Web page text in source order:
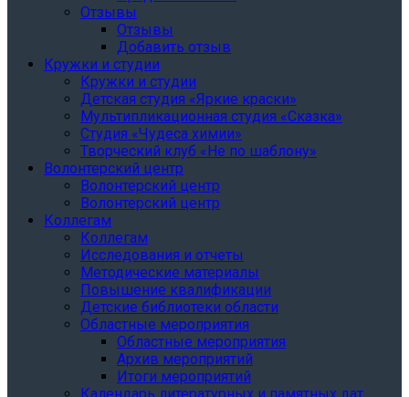
Отзывы
Отзывы
Добавить отзыв
Кружки и студии
Кружки и студии
Детская студия «Яркие краски»
Мультипликационная студия «Сказка»
Студия «Чудеса химии»
Творческий клуб «Не по шаблону»
Волонтерский центр
Волонтерский центр
Волонтерский центр
Коллегам
Коллегам
Исследования и отчеты
Методические материалы
Повышение квалификации
Детские библиотеки области
Областные мероприятия
Областные мероприятия
Архив мероприятий
Итоги мероприятий